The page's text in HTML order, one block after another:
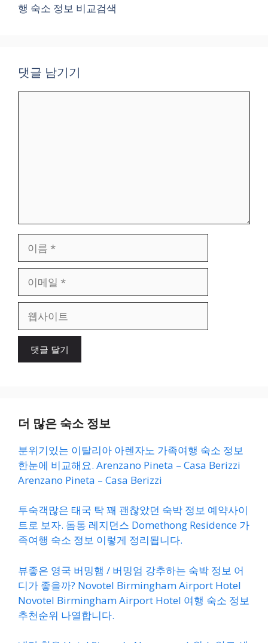
행 숙소 정보 비교검색
댓글 남기기
일
이
더 많은 숙소 정보
분위기있는 이탈리아 아렌자노 가족여행 숙소 정보
한눈에 비교해요. Arenzano Pineta – Casa Berizzi
Arenzano Pineta – Casa Berizzi
투숙객많은 태국 탁 꽤 괜찮았던 숙박 정보 예약사이
트로 보자. 돔통 레지던스 Domethong Residence 가
족여행 숙소 정보 이렇게 정리됩니다.
뷰좋은 영국 버밍햄 / 버밍엄 강추하는 숙박 정보 어
디가 좋을까? Novotel Birmingham Airport Hotel
Novotel Birmingham Airport Hotel 여행 숙소 정보
추천순위 나열합니다.